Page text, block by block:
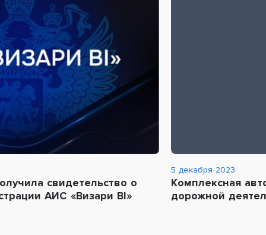
свидетельство о
АИС «Визари BI»
5 декабря 2023
Комплексная
дорожной